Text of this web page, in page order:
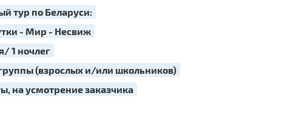
тур по Беларуси:
- Мир - Несвиж
1 ночлег
(взрослых и/или школьников)
на усмотрение заказчика